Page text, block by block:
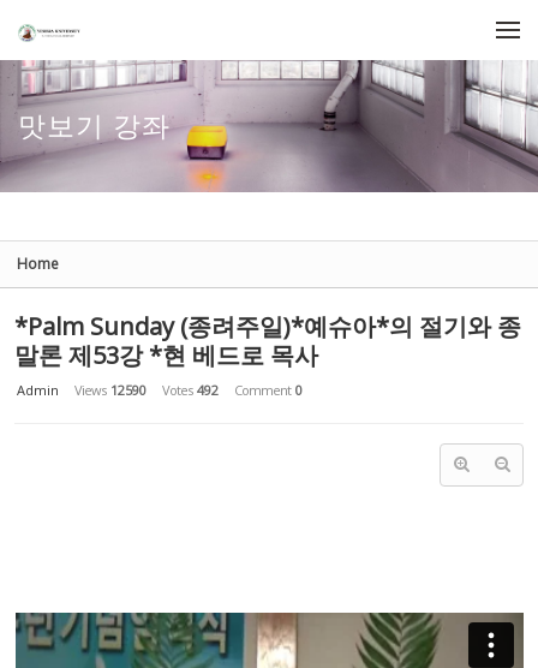
맛보기 강좌
Home
*Palm Sunday (종려주일)*예슈아*의 절기와 종
말론 제53강 *현 베드로 목사
Admin Views 12590 Votes 492 Comment 0